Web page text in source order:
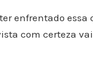
enfrentado
com certeza